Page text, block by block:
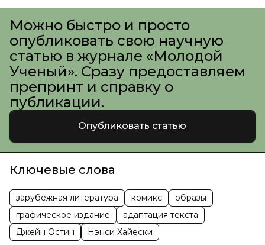
Можно быстро и просто
опубликовать свою научную
статью в журнале «Молодой
Ученый». Сразу предоставляем
препринт и справку о
публикации.
Опубликовать статью
Ключевые слова
зарубежная литература комикс
образы
графическое издание
адаптация текста
Джейн Остин
Нэнси Хайески